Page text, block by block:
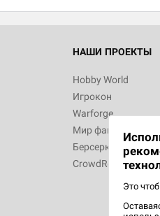
НАШИ ПРОЕКТЫ
Hobby World
Игрокон
Warforge
Мир фантастики
Берсерк
CrowdRepublic
Это